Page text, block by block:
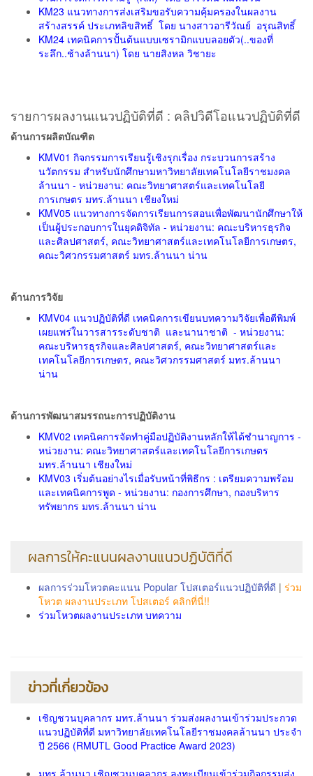
KM23 แนวทางการส่งเสริมขอรับความคุ้มครองในผลงาน
สร้างสรรค์ ประเภทลิขสิทธิ์ โดย นางสาวอารีวัณย์ อรุณสิทธิ์
KM24 เทคนิคการปั้นต้นแบบเซรามิกแบบลอยตัว(..ของที่
ระลึก..ช้างล้านนา) โดย นายสิงหล วิชายะ
รายการผลงานแนวปฏิบัติที่ดี : คลิปวิดีโอแนวปฏิบัติที่ดี
ด้านการผลิตบัณฑิต
KMV01 กิจกรรมการเรียนรู้เชิงรุกเรื่อง กระบวนการสร้าง
นวัตกรรม สำหรับนักศึกษามหาวิทยาลัยเทคโนโลยีราชมงคล
ล้านนา - หน่วยงาน: คณะวิทยาศาสตร์และเทคโนโลยี
การเกษตร มทร.ล้านนา เชียงใหม่
KMV05 แนวทางการจัดการเรียนการสอนเพื่อพัฒนานักศึกษาให้
เป็นผู้ประกอบการในยุคดิจิทัล - หน่วยงาน: คณะบริหารธุรกิจ
และศิลปศาสตร์, คณะวิทยาศาสตร์และเทคโนโลยีการเกษตร,
คณะวิศวกรรมศาสตร์ มทร.ล้านนา น่าน
ด้านการวิจัย
KMV04 แนวปฏิบัติที่ดี เทคนิคการเขียนบทความวิจัยเพื่อตีพิมพ์
เผยแพร่ในวารสารระดับชาติ และนานาชาติ - หน่วยงาน:
คณะบริหารธุรกิจและศิลปศาสตร์, คณะวิทยาศาสตร์และ
เทคโนโลยีการเกษตร, คณะวิศวกรรมศาสตร์ มทร.ล้านนา
น่าน
ด้านการพัฒนาสมรรถนะการปฏิบัติงาน
KMV02 เทคนิคการจัดทำคู่มือปฏิบัติงานหลักให้ได้ชำนาญการ -
หน่วยงาน: คณะวิทยาศาสตร์และเทคโนโลยีการเกษตร
มทร.ล้านนา เชียงใหม่
KMV03 เริ่มต้นอย่างไรเมื่อรับหน้าที่พิธีกร : เตรียมความพร้อม
และเทคนิคการพูด - หน่วยงาน: กองการศึกษา, กองบริหาร
ทรัพยากร มทร.ล้านนา น่าน
ผลการให้คะแนนผลงานแนวปฏิบัติที่ดี
ผลการร่วมโหวตคะแนน Popular โปสเตอร์แนวปฏิบัติที่ดี | ร่วม
โหวต ผลงานประเภท โปสเตอร์ คลิกที่นี่!!
ร่วมโหวตผลงานประเภท บทความ
ข่าวที่เกี่ยวข้อง
เชิญชวนบุคลากร มทร.ล้านนา ร่วมส่งผลงานเข้าร่วมประกวด
แนวปฏิบัติที่ดี มหาวิทยาลัยเทคโนโลยีราชมงคลล้านนา ประจำ
ปี 2566 (RMUTL Good Practice Award 2023)